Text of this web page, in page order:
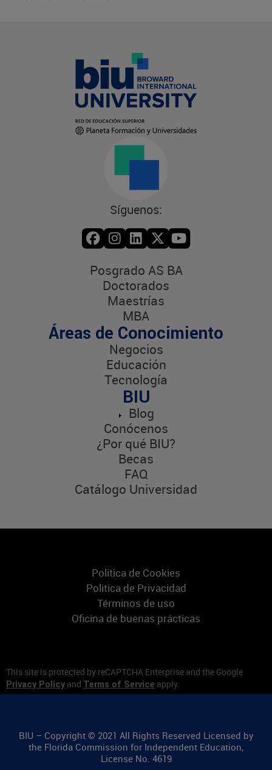
Síguenos:
Posgrado AS BA
Doctorados
Maestrías
MBA
Áreas de Conocimiento
Negocios
Educación
Tecnología
BIU
Blog
Conócenos
¿Por qué BIU?
Becas
FAQ
Catálogo Universidad
Politica de Cookies
Politica de Privacidad
Términos de uso
Oficina de buenas prácticas
This site is protected by reCAPTCHA Enterprise and the Google
Privacy Policy and Terms of Service apply.
BIU – Copyright © 2021 All Rights Reserved Licensed by
the Florida Commission for Independent Education,
License No. 4619